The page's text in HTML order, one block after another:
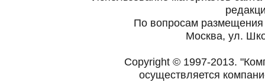
По вопросам
Москва, ул.
Copyright © 1997-2013.
осуществляется